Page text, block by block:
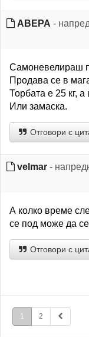
ABEPA -
Самоневелираш
Продава се в
Торбата е 25 кг,
Или замаска.
Отговори с
velmar -
А колко време
се под може да
Отговори с
1 2